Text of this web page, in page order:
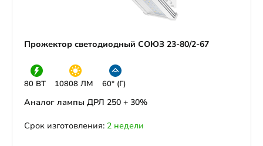
Прожектор светодиодный СОЮЗ 23-80/2-67
80 ВТ 10808 ЛМ 60° (Г)
Аналог лампы ДРЛ 250 + 30%
Срок изготовления: 2 недели